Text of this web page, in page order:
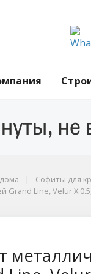
Софиты для
Line, Velur X